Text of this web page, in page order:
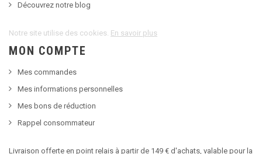
Découvrez notre blog
Notre site utilise des cookies. En savoir plus
MON COMPTE
Mes commandes
Mes informations personnelles
Mes bons de réduction
Rappel consommateur
Livraison offerte en point relais à partir de 149 € d'achats, valable pour la